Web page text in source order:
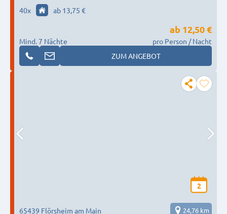
40x ab 13,75 €
Mind. 7 Nächte
ab 12,50 €
pro Person / Nacht
ZUM ANGEBOT
2
65439 Flörsheim am Main 24,76 km